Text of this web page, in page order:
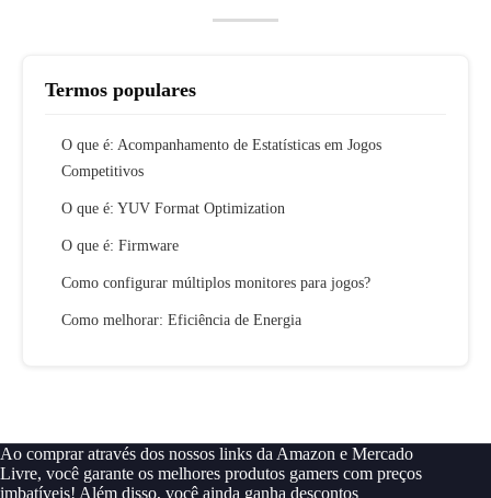
Termos populares
O que é: Acompanhamento de Estatísticas em Jogos
Competitivos
O que é: YUV Format Optimization
O que é: Firmware
Como configurar múltiplos monitores para jogos?
Como melhorar: Eficiência de Energia
Ao comprar através dos nossos links da Amazon e Mercado
Livre, você garante os melhores produtos gamers com preços
imbatíveis! Além disso, você ainda ganha descontos